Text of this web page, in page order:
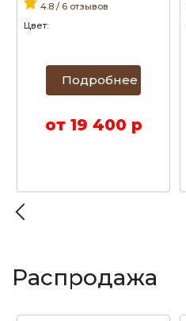
МАТРАСОМ
4.8 / 6 отзывов
Цвет:
Подробнее
от 19 400 р
Распродажа